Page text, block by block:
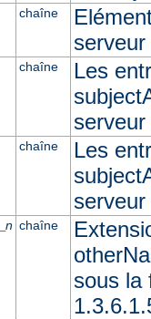
chaîne
serveur
chaîne
Les
chaîne
Les
n chaîne
sous la